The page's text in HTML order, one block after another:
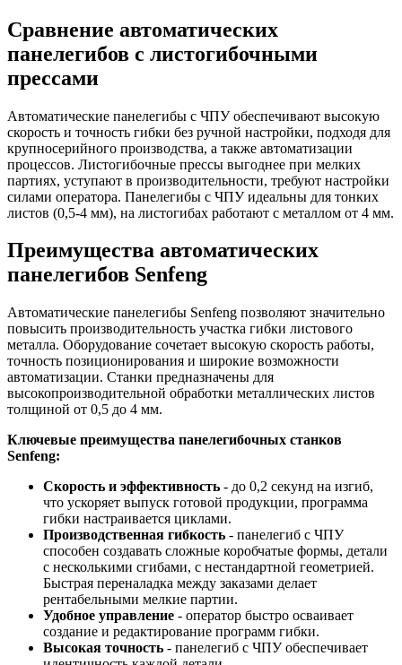
Сравнение автоматических
панелегибов с листогибочными
прессами
Автоматические панелегибы с ЧПУ обеспечивают высокую
скорость и точность гибки без ручной настройки, подходя для
крупносерийного производства, а также автоматизации
процессов. Листогибочные прессы выгоднее при мелких
партиях, уступают в производительности, требуют настройки
силами оператора. Панелегибы с ЧПУ идеальны для тонких
листов (0,5-4 мм), на листогибах работают с металлом от 4 мм.
Преимущества автоматических
панелегибов Senfeng
Автоматические панелегибы Senfeng позволяют значительно
повысить производительность участка гибки листового
металла. Оборудование сочетает высокую скорость работы,
точность позиционирования и широкие возможности
автоматизации. Станки предназначены для
высокопроизводительной обработки металлических листов
толщиной от 0,5 до 4 мм.
Ключевые преимущества панелегибочных станков
Senfeng:
Скорость и эффективность - до 0,2 секунд на изгиб,
что ускоряет выпуск готовой продукции, программа
гибки настраивается циклами.
Производственная гибкость - панелегиб с ЧПУ
способен создавать сложные коробчатые формы, детали
с несколькими сгибами, с нестандартной геометрией.
Быстрая переналадка между заказами делает
рентабельными мелкие партии.
Удобное управление - оператор быстро осваивает
создание и редактирование программ гибки.
Высокая точность - панелегиб с ЧПУ обеспечивает